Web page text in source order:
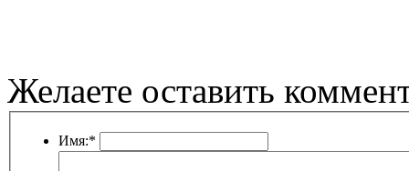
Желаете оставить
Имя:*